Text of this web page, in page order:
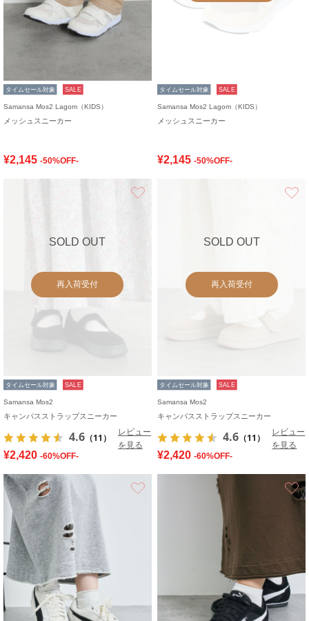
タイムセール対象 SALE
Samansa Mos2 Lagom（KIDS）
メッシュスニーカー
¥2,145 -50%OFF-
タイムセール対象 SALE
Samansa Mos2 Lagom（KIDS）
メッシュスニーカー
¥2,145 -50%OFF-
SOLD OUT
再入荷受付
タイムセール対象 SALE
Samansa Mos2
キャンバスストラップスニーカー
4.6 （11）
レビュー
を見る
¥2,420 -60%OFF-
SOLD OUT
再入荷受付
タイムセール対象 SALE
Samansa Mos2
キャンバスストラップスニーカー
4.6 （11）
レビュー
を見る
¥2,420 -60%OFF-